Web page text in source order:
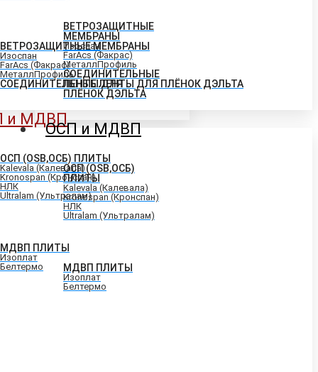
ВЕТРОЗАЩИТНЫЕ
МЕМБРАНЫ
Изоспан
FarAcs (Факрас)
МеталлПрофиль
СОЕДИНИТЕЛЬНЫЕ
ЛЕНТЫ ДЛЯ
ПЛЁНОК ДЭЛЬТА
ОСП и МДВП
ОСП (OSB,ОСБ)
ПЛИТЫ
Kalevala (Калевала)
Kronospan (Кронспан)
НЛК
Ultralam (Ультралам)
МДВП ПЛИТЫ
Изоплат
Белтермо
ВЕТРОЗАЩИТНЫЕ МЕМБРАНЫ
Изоспан
FarAcs (Факрас)
МеталлПрофиль
СОЕДИНИТЕЛЬНЫЕ ЛЕНТЫ ДЛЯ ПЛЁНОК ДЭЛЬТА
и МДВП
ОСП (OSB,ОСБ) ПЛИТЫ
Kalevala (Калевала)
Kronospan (Кронспан)
НЛК
Ultralam (Ультралам)
МДВП ПЛИТЫ
Изоплат
Белтермо